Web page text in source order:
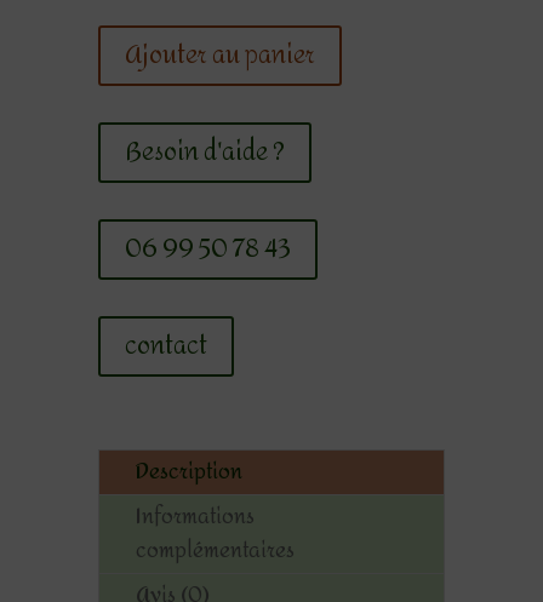
Ajouter au panier
Besoin d'aide ?
06 99 50 78 43
contact
Description
Informations
complémentaires